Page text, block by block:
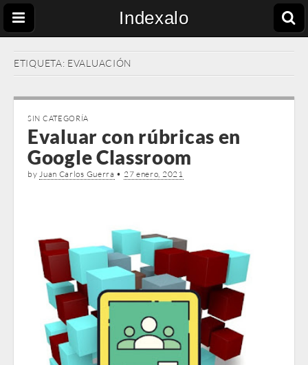
Indexalo
ETIQUETA: EVALUACIÓN
SIN CATEGORÍA
Evaluar con rúbricas en
Google Classroom
byJuan Carlos Guerra • 27 enero, 2021